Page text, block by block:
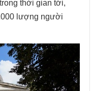
thời gian tới,
lượng người